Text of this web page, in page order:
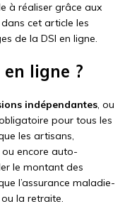
à réaliser grâce aux
cet article les
de la DSI en ligne.
en ligne ?
indépendantes, ou
pour tous les
les artisans,
encore auto-
le montant des
l’assurance maladie-
la retraite.